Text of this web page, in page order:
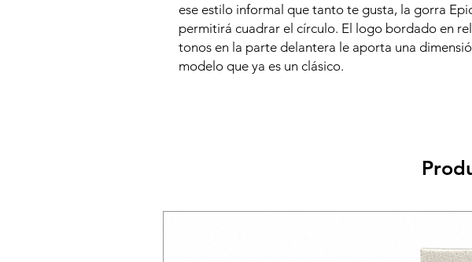
ese estilo informal que tanto te gusta, la gorra
permitirá cuadrar el círculo. El logo bordado en
tonos en la parte delantera le aporta una
modelo que ya es un clásico.